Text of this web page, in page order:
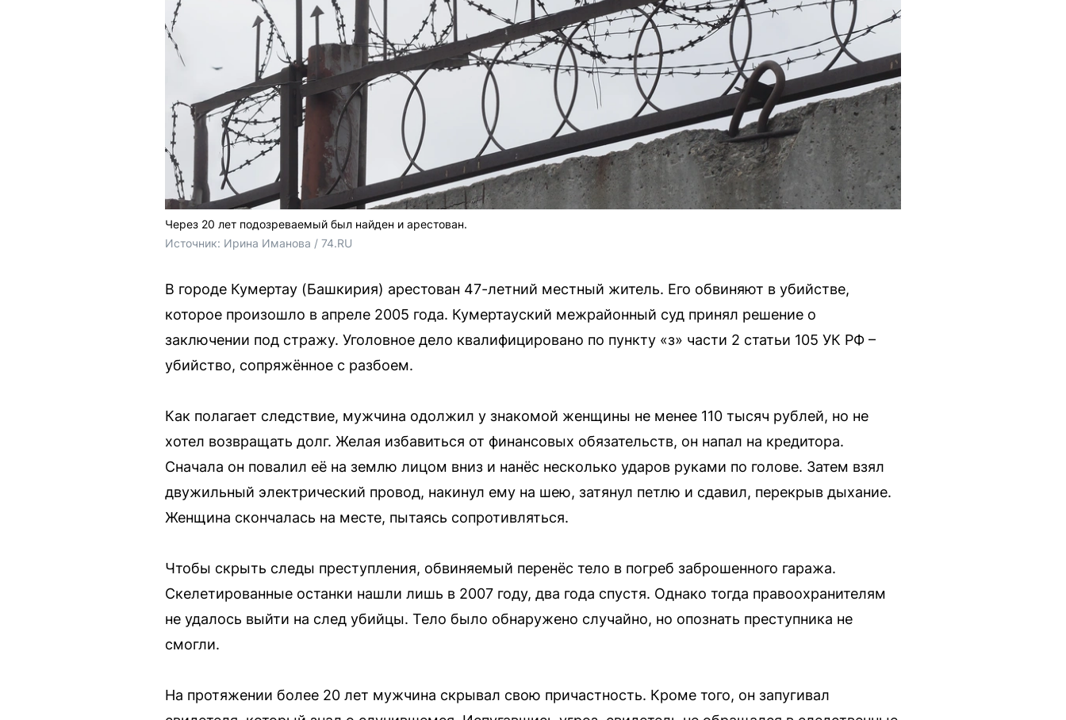
Через 20 лет подозреваемый был найден и арестован.
Источник: Ирина Иманова / 74.RU
В городе Кумертау (Башкирия) арестован 47-летний местный житель. Его обвиняют в убийстве,
которое произошло в апреле 2005 года. Кумертауский межрайонный суд принял решение о
заключении под стражу. Уголовное дело квалифицировано по пункту «з» части 2 статьи 105 УК РФ –
убийство, сопряжённое с разбоем.
Как полагает следствие, мужчина одолжил у знакомой женщины не менее 110 тысяч рублей, но не
хотел возвращать долг. Желая избавиться от финансовых обязательств, он напал на кредитора.
Сначала он повалил её на землю лицом вниз и нанёс несколько ударов руками по голове. Затем взял
двужильный электрический провод, накинул ему на шею, затянул петлю и сдавил, перекрыв дыхание.
Женщина скончалась на месте, пытаясь сопротивляться.
Чтобы скрыть следы преступления, обвиняемый перенёс тело в погреб заброшенного гаража.
Скелетированные останки нашли лишь в 2007 году, два года спустя. Однако тогда правоохранителям
не удалось выйти на след убийцы. Тело было обнаружено случайно, но опознать преступника не
смогли.
На протяжении более 20 лет мужчина скрывал свою причастность. Кроме того, он запугивал